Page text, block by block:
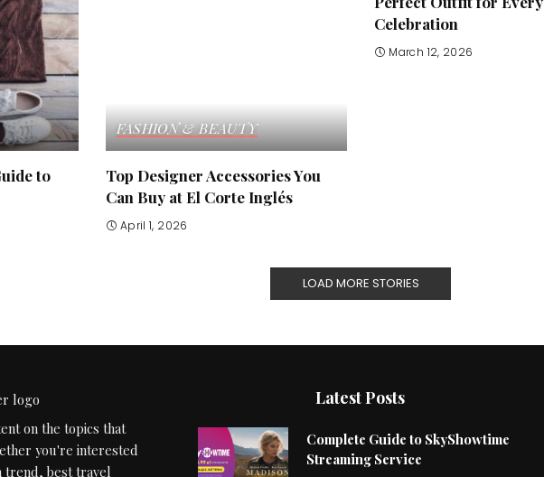
to
FASHION & BEAUTY
Top Designer Accessories You
Can Buy at El Corte Inglés
April 1, 2026
Celebration
March 12, 2026
LOAD MORE STORIES
on the topics that
you're interested
trend, best travel
Latest Posts
Complete Guide to SkyShowtime
Streaming Service